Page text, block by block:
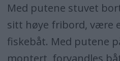
Med putene stuvet
sitt høye fribord, være
fiskebåt. Med putene
montert, forvandles